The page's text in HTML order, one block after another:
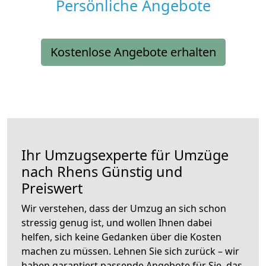
Persönliche Angebote
Kostenlose Angebote erhalten
Ihr Umzugsexperte für Umzüge
nach Rhens Günstig und
Preiswert
Wir verstehen, dass der Umzug an sich schon
stressig genug ist, und wollen Ihnen dabei
helfen, sich keine Gedanken über die Kosten
machen zu müssen. Lehnen Sie sich zurück – wir